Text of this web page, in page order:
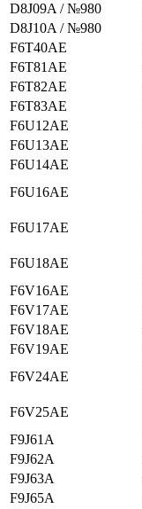
D8J09A / №980
D8J10A / №980
F6T40AE
F6T81AE
F6T82AE
F6T83AE
F6U12AE
F6U13AE
F6U14AE
F6U16AE
F6U17AE
F6U18AE
F6V16AE
F6V17AE
F6V18AE
F6V19AE
F6V24AE
F6V25AE
F9J61A
F9J62A
F9J63A
F9J65A